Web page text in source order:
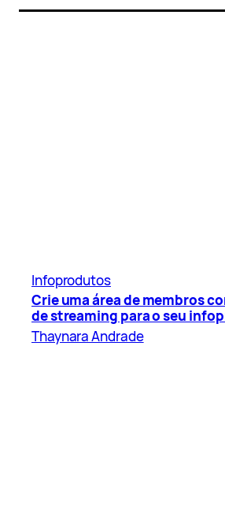
Infoprodutos
Crie uma área de membros
de streaming para o seu
Thaynara Andrade